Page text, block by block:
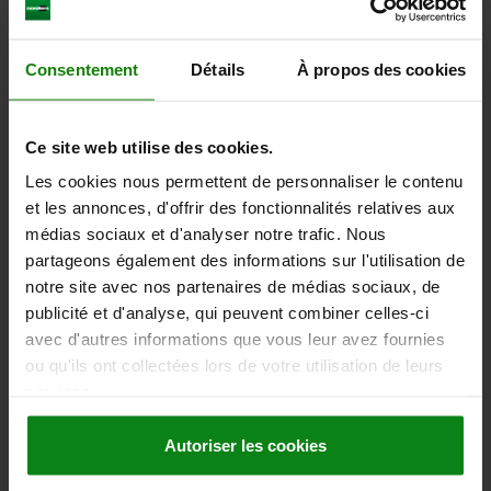
Consentement Détails À propos des cookies
Ce site web utilise des cookies.
Les cookies nous permettent de personnaliser le contenu
et les annonces, d'offrir des fonctionnalités relatives aux
médias sociaux et d'analyser notre trafic. Nous
partageons également des informations sur l'utilisation de
notre site avec nos partenaires de médias sociaux, de
publicité et d'analyse, qui peuvent combiner celles-ci
avec d'autres informations que vous leur avez fournies
ou qu'ils ont collectées lors de votre utilisation de leurs
Autoriser les cookies
D'autres clients ont
également acheté
crénelées
02389
Réhausses en